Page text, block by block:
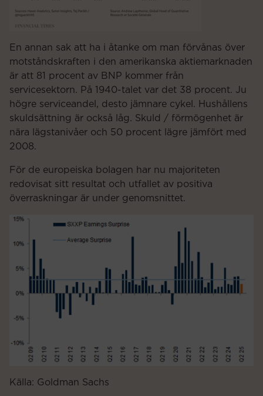
En annan sak att ha i åtanke om man förvånas över
motståndskraften i den amerikanska aktiemarknaden
är att 81 procent av BNP kommer från
servicesektorn. På 1940-talet var det 38 procent. Ju
högre serviceandel, desto jämnare cykel. Hushållens
skuldsättning är också låg. Skuld / förmögenhet är
nära lägstanivåer och 50 procent lägre jämfört med
2008.
För de europeiska bolagen har nu majoriteten
redovisat sitt resultat och utfallet av positiva
överraskningar är under genomsnittet.
Källa: Goldman Sachs